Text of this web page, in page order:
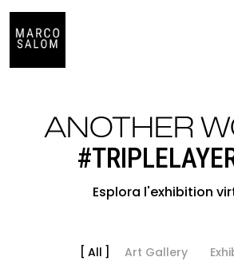
ANOTHER
Esplora l'exhibition
All Art Gallery